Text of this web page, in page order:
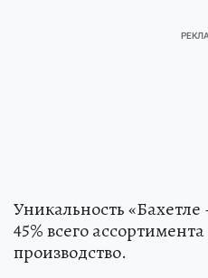
Уникальность «Бахетле
45% всего
производство.